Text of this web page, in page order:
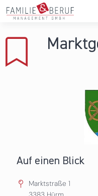
Direkt zum Inhalt
Gemeinden
Persönliche Vereinbarkeit
Auf einen Blick
Marktstraße 1